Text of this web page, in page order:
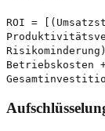
ROI =
Betriebskosten